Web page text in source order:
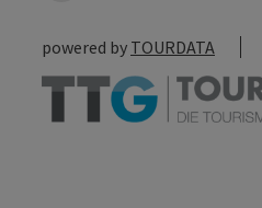
powered by TOURDATA